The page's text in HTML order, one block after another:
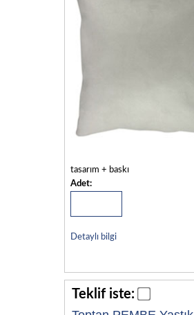
tasarım + baskı
Adet:
Detaylı bilgi
Teklif iste: